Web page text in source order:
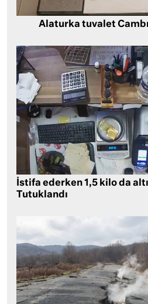
Alaturka tuvalet
İstifa ederken 1,5 kilo da
Tutuklandı